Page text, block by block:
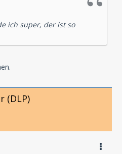
ich super, der ist so
(DLP)